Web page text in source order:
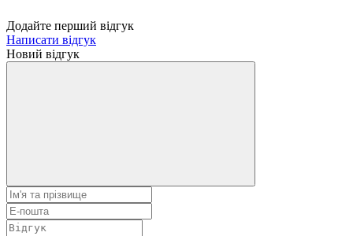
Додайте перший відгук
Написати відгук
Новий відгук